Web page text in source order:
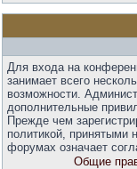
Для входа на
занимает всего
возможности.
дополнительные
Прежде чем
политикой, принятыми
форумах означает
Общие